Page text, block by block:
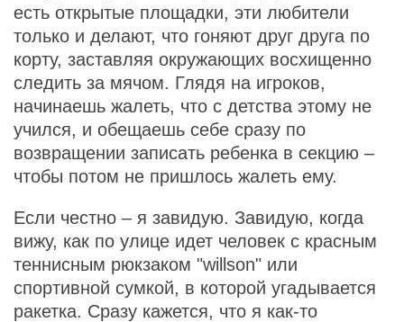
есть открытые площадки, эти любители
только и делают, что гоняют друг друга по
корту, заставляя окружающих восхищенно
следить за мячом. Глядя на игроков,
начинаешь жалеть, что с детства этому не
учился, и обещаешь себе сразу по
возвращении записать ребенка в секцию –
чтобы потом не пришлось жалеть ему.
Если честно – я завидую. Завидую, когда
вижу, как по улице идет человек с красным
теннисным рюкзаком "willson" или
спортивной сумкой, в которой угадывается
ракетка. Сразу кажется, что я как-то